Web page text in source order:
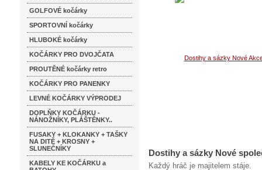
GOLFOVÉ kočárky
SPORTOVNÍ kočárky
HLUBOKÉ kočárky
KOČÁRKY PRO DVOJČATA
PROUTĚNÉ kočárky retro
KOČÁRKY PRO PANENKY
LEVNÉ KOČÁRKY VÝPRODEJ
DOPLŇKY KOČÁRKU -
NÁNOŽNÍKY, PLÁŠTĚNKY..
FUSAKY + KLOKANKY + TAŠKY
NA DITĚ + KROSNY +
SLUNEČNÍKY
KABELY KE KOČÁRKU a
Dostihy a sázky Nové
Každý hráč je majitelem stáje.